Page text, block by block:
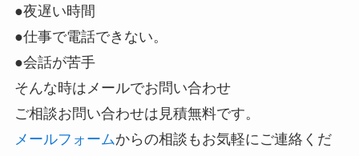
●夜遅い時間
●仕事で電話できない。
●会話が苦手
そんな時はメールでお問い合わせ
ご相談お問い合わせは見積無料です。
メールフォームからの相談もお気軽にご連絡くだ